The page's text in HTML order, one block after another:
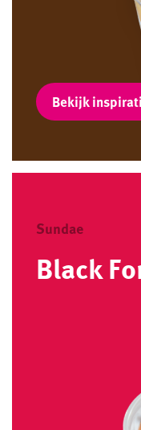
Bekijk
Sundae
Black